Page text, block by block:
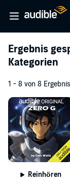
Ergebnis
Kategorien
1 - 8 von 8
Reinhören